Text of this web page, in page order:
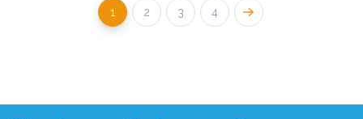
1 2 3 4